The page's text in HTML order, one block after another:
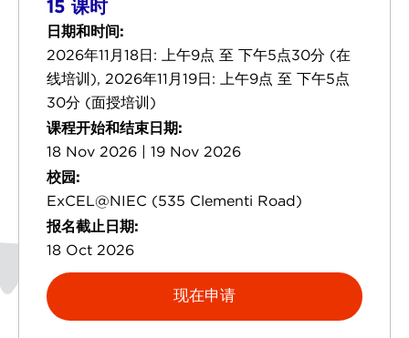
15 课时
日期和时间:
2026年11月18日: 上午9点 至 下午5点30分 (在
线培训), 2026年11月19日: 上午9点 至 下午5点
30分 (面授培训)
课程开始和结束日期:
18 Nov 2026 | 19 Nov 2026
校园:
ExCEL@NIEC (535 Clementi Road)
报名截止日期:
18 Oct 2026
现在申请